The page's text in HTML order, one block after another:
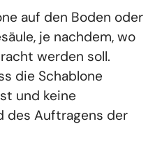
auf den Boden oder
je nachdem, wo
werden soll.
die Schablone
und keine
des Auftragens der